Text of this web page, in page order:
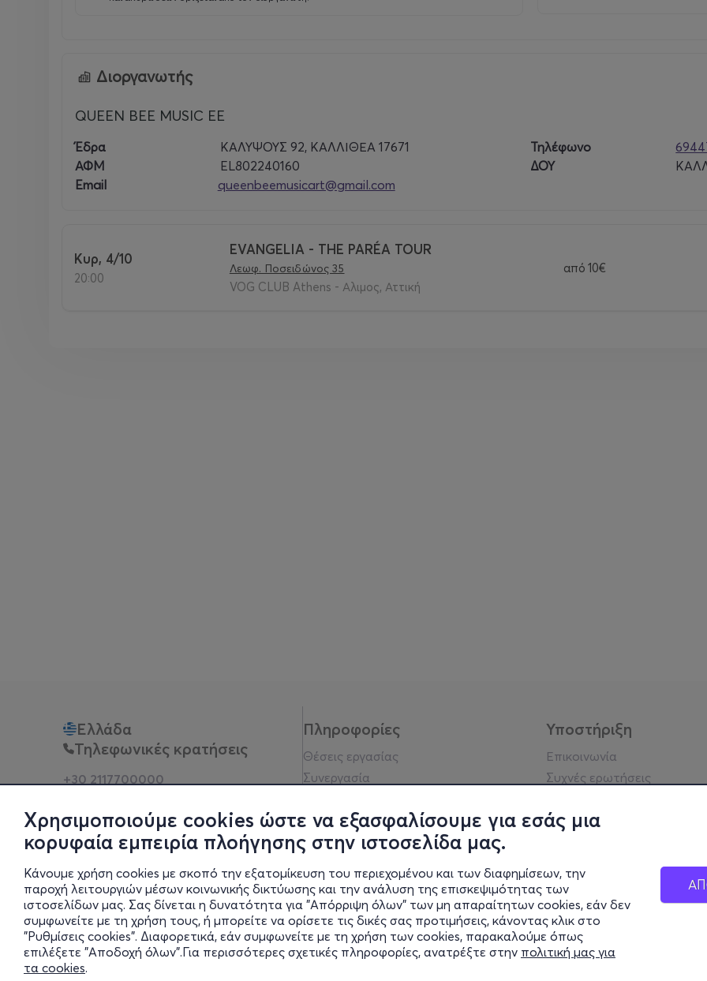
Χρησιμοποιούμε cookies ώστε να εξασφαλίσουμε για εσάς μια
κορυφαία εμπειρία πλοήγησης στην ιστοσελίδα μας.
Κάνουμε χρήση cookies με σκοπό την εξατομίκευση του περιεχομένου και των διαφημίσεων, την
παροχή λειτουργιών μέσων κοινωνικής δικτύωσης και την ανάλυση της επισκεψιμότητας των
ιστοσελίδων μας. Σας δίνεται η δυνατότητα για "Απόρριψη όλων" των μη απαραίτητων cookies, εάν δεν
συμφωνείτε με τη χρήση τους, ή μπορείτε να ορίσετε τις δικές σας προτιμήσεις, κάνοντας κλικ στο
"Ρυθμίσεις cookies". Διαφορετικά, εάν συμφωνείτε με τη χρήση των cookies, παρακαλούμε όπως
επιλέξετε "Αποδοχή όλων".Για περισσότερες σχετικές πληροφορίες, ανατρέξτε στην πολιτική μας για
τα cookies.
Διοργανωτής
QUEEN BEE MUSIC EE
Έδρα ΚΑΛΥΨΟΥΣ 92, ΚΑΛΛΙΘΕΑ 17671 Τηλέφωνο
ΑΦΜ
EL802240160 ΔΟΥ
Email
queenbeemusicart@gmail.com
Κυρ, 4/10
20:00
EVANGELIA - THE PARÉA TOUR
Λεωφ. Ποσειδώνος 35
VOG CLUB Athens - Αλιμος, Αττική
από 10€
Ελλάδα
Τηλεφωνικές κρατήσεις
+30 2117700000
Φυσικά σημεία
Πληροφορίες
Θέσεις εργασίας
Συνεργασία
Πολιτική απορρήτου
Νομική σημείωση
Blog
Οικονομικά στοιχεία
Πολιτικές Εταιρείας
Έκθεση Διαφάνειας
Υποστήριξη
Επικοινωνία
Συχνές ερωτήσεις
Υπηρεσίες
Σύνδεση reseller